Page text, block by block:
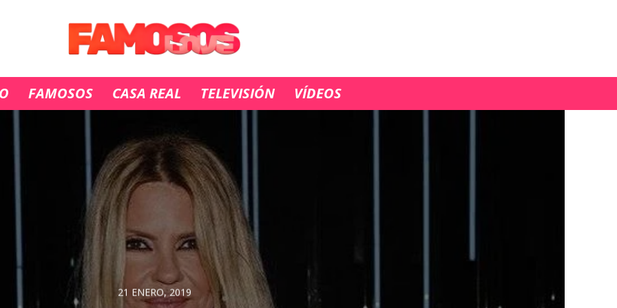
FAMOSOS CASA REAL TELEVISIÓN VÍDEOS
21 ENERO, 2019